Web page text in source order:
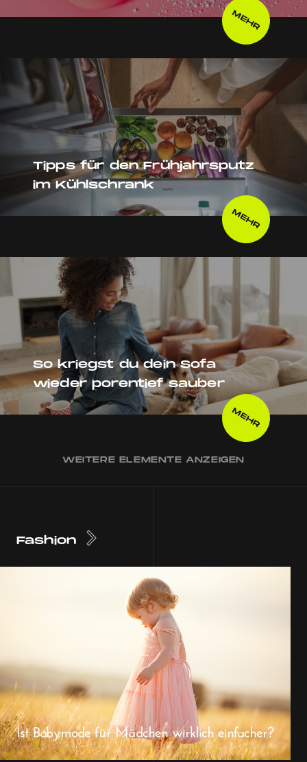
MEHR
Tipps für den Frühjahrsputz
im Kühlschrank
MEHR
So kriegst du dein Sofa
wieder porentief sauber
MEHR
WEITERE ELEMENTE ANZEIGEN
Fashion
Ist Babymode für Mädchen wirklich einfacher?